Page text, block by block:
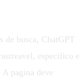
de busca, ChatGPT
especifico e
pagina deve